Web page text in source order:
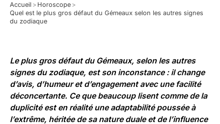
Accueil > Horoscope >
Quel est le plus gros défaut du Gémeaux selon les autres signes
du zodiaque
Le plus gros défaut du Gémeaux, selon les autres
signes du zodiaque, est son inconstance : il change
d’avis, d’humeur et d’engagement avec une facilité
déconcertante. Ce que beaucoup lisent comme de la
duplicité est en réalité une adaptabilité poussée à
l’extrême, héritée de sa nature duale et de l’influence